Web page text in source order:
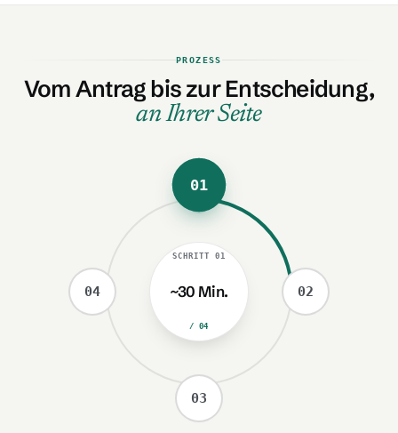
PROZESS
Vom Antrag bis zur Entscheidung,
an Ihrer Seite
SCHRITT01
~30 Min.
/ 04
01
02
03
04